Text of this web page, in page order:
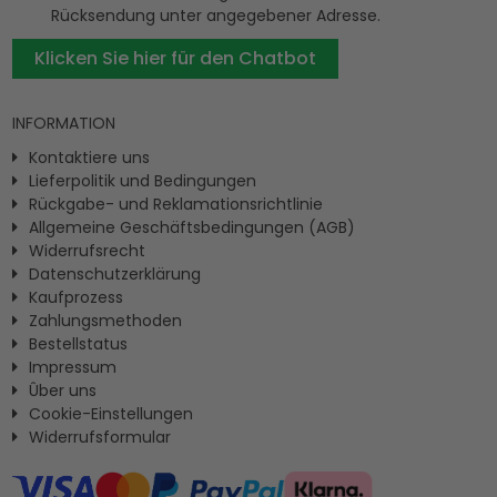
Rücksendung unter angegebener Adresse.
Klicken Sie hier für den Chatbot
INFORMATION
Kontaktiere uns
Lieferpolitik und Bedingungen
Rückgabe- und Reklamationsrichtlinie
Allgemeine Geschäftsbedingungen (AGB)
Widerrufsrecht
Datenschutzerklärung
Kaufprozess
Zahlungsmethoden
Bestellstatus
Impressum
Ûber uns
Cookie-Einstellungen
Widerrufsformular